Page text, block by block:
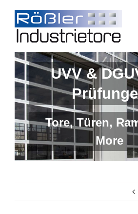
content
UVV &
Tore, Türen,
More